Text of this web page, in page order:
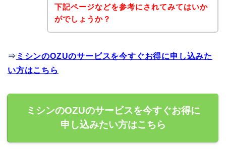
下記ページなどを参考にされてみてはいか
がでしょうか？
⇒ ミシンのOZUのサービスを今すぐお得に申し込みた
い方はこちら
ミシンのOZUのサービスを今すぐお得に
申し込みたい方はこちら